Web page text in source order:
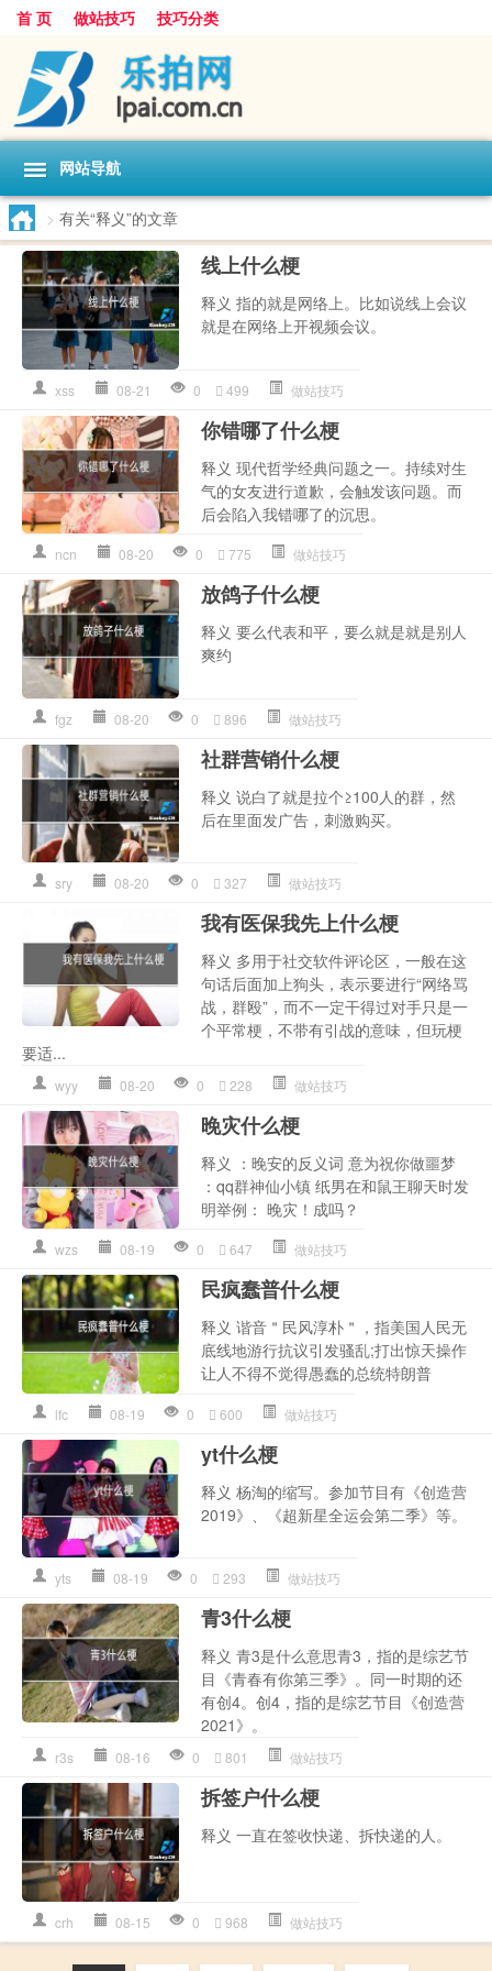
首 页 做站技巧 技巧分类
网站导航
> 有关“释义”的文章
线上什么梗
释义 指的就是网络上。比如说线上会议
就是在网络上开视频会议。
xss 08-21 0 499 做站技巧
你错哪了什么梗
释义 现代哲学经典问题之一。持续对生
气的女友进行道歉，会触发该问题。而
后会陷入我错哪了的沉思。
ncn 08-20 0 775 做站技巧
放鸽子什么梗
释义 要么代表和平，要么就是就是别人
爽约
fgz 08-20 0 896 做站技巧
社群营销什么梗
释义 说白了就是拉个≥100人的群，然
后在里面发广告，刺激购买。
sry 08-20 0 327 做站技巧
我有医保我先上什么梗
释义 多用于社交软件评论区，一般在这
句话后面加上狗头，表示要进行“网络骂
战，群殴”，而不一定干得过对手只是一
个平常梗，不带有引战的意味，但玩梗
要适...
wyy 08-20 0 228 做站技巧
晚灾什么梗
释义 ：晚安的反义词 意为祝你做噩梦
：qq群神仙小镇 纸男在和鼠王聊天时发
明举例： 晚灾！成吗？
wzs 08-19 0 647 做站技巧
民疯蠢普什么梗
释义 谐音＂民风淳朴＂，指美国人民无
底线地游行抗议引发骚乱;打出惊天操作
让人不得不觉得愚蠢的总统特朗普
lfc 08-19 0 600 做站技巧
yt什么梗
释义 杨淘的缩写。参加节目有《创造营
2019》、《超新星全运会第二季》等。
yts 08-19 0 293 做站技巧
青3什么梗
释义 青3是什么意思青3，指的是综艺节
目《青春有你第三季》。同一时期的还
有创4。创4，指的是综艺节目《创造营
2021》。
r3s 08-16 0 801 做站技巧
拆签户什么梗
释义 一直在签收快递、拆快递的人。‌‌‌‌‌‌‌‌‌‌
crh 08-15 0 968 做站技巧